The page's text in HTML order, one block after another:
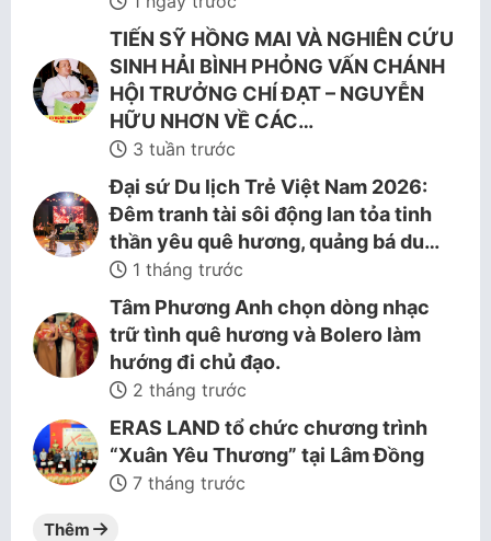
TIẾN SỸ HỒNG MAI VÀ NGHIÊN CỨU
SINH HẢI BÌNH PHỎNG VẤN CHÁNH
HỘI TRƯỞNG CHÍ ĐẠT – NGUYỄN
HỮU NHƠN VỀ CÁC…
3 tuần trước
Đại sứ Du lịch Trẻ Việt Nam 2026:
Đêm tranh tài sôi động lan tỏa tinh
thần yêu quê hương, quảng bá du…
1 tháng trước
Tâm Phương Anh chọn dòng nhạc
trữ tình quê hương và Bolero làm
hướng đi chủ đạo.
2 tháng trước
ERAS LAND tổ chức chương trình
“Xuân Yêu Thương” tại Lâm Đồng
7 tháng trước
Thêm